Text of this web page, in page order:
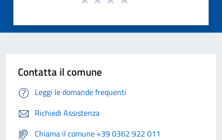
Contatta il comune
Leggi le domande frequenti
Richiedi Assistenza
Chiama il comune +39 0362 922 011